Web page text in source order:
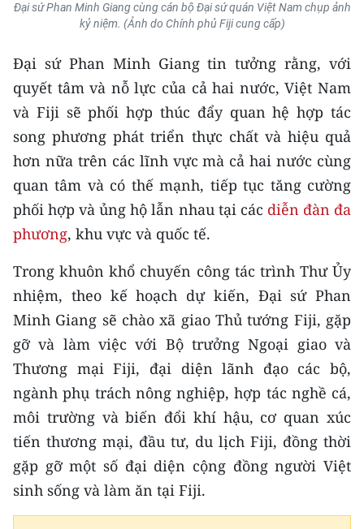
Đại sứ Phan Minh Giang cùng cán bộ Đại sứ quán Việt Nam chụp ảnh
kỷ niệm. (Ảnh do Chính phủ Fiji cung cấp)
Đại sứ Phan Minh Giang tin tưởng rằng, với
quyết tâm và nỗ lực của cả hai nước, Việt Nam
và Fiji sẽ phối hợp thúc đẩy quan hệ hợp tác
song phương phát triển thực chất và hiệu quả
hơn nữa trên các lĩnh vực mà cả hai nước cùng
quan tâm và có thế mạnh, tiếp tục tăng cường
phối hợp và ủng hộ lẫn nhau tại các diễn đàn đa
phương, khu vực và quốc tế.
Trong khuôn khổ chuyến công tác trình Thư Ủy
nhiệm, theo kế hoạch dự kiến, Đại sứ Phan
Minh Giang sẽ chào xã giao Thủ tướng Fiji, gặp
gỡ và làm việc với Bộ trưởng Ngoại giao và
Thương mại Fiji, đại diện lãnh đạo các bộ,
ngành phụ trách nông nghiệp, hợp tác nghề cá,
môi trường và biến đổi khí hậu, cơ quan xúc
tiến thương mại, đầu tư, du lịch Fiji, đồng thời
gặp gỡ một số đại diện cộng đồng người Việt
sinh sống và làm ăn tại Fiji.